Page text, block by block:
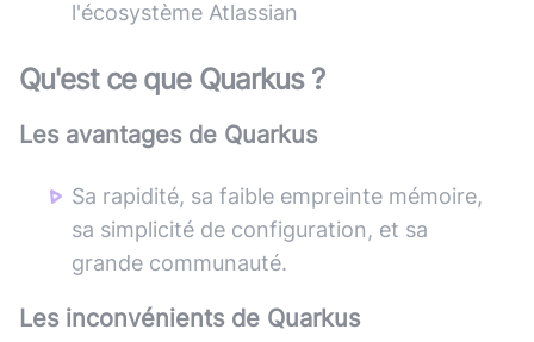
l'écosystème Atlassian
Qu'est ce que Quarkus?
Les avantages de Quarkus
Sa rapidité, sa faible empreinte mémoire,
sa simplicité de configuration, et sa
grande communauté.
Les inconvénients de Quarkus